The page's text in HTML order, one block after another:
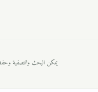
يمكن البحث والتصفية